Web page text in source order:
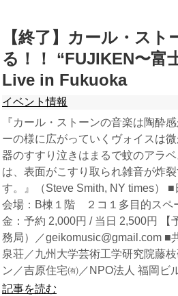
【終了】カール・ス
る！！ “FUJIKEN〜富
Live in Fukuoka
イベント情報
『カール・ストーンの音楽は陶酔
ーの様に広がっていくヴォイスは
器のすすり泣きはまるで蚊のアラ
は、表面がこすり取られ雑音が炸
す。』（Steve Smith, NY times）
会場：B棟１階 ２コ１多目的スペ
金：予約 2,000円 / 当日 2,500円 【
務局）／geikomusic@gmail.com ■
泉荘／九州大学芸術工学研究院藤
ン／吉原住宅㈲／NPO法人 福岡ビ
記事を読む